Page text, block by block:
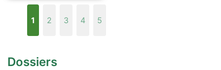
1 2 3 4 5
Dossiers